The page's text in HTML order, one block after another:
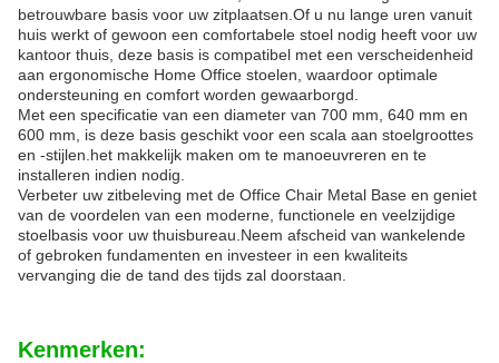
betrouwbare basis voor uw zitplaatsen.Of u nu lange uren vanuit
huis werkt of gewoon een comfortabele stoel nodig heeft voor uw
kantoor thuis, deze basis is compatibel met een verscheidenheid
aan ergonomische Home Office stoelen, waardoor optimale
ondersteuning en comfort worden gewaarborgd.
Met een specificatie van een diameter van 700 mm, 640 mm en
600 mm, is deze basis geschikt voor een scala aan stoelgroottes
en -stijlen.het makkelijk maken om te manoeuvreren en te
installeren indien nodig.
Verbeter uw zitbeleving met de Office Chair Metal Base en geniet
van de voordelen van een moderne, functionele en veelzijdige
stoelbasis voor uw thuisbureau.Neem afscheid van wankelende
of gebroken fundamenten en investeer in een kwaliteits
vervanging die de tand des tijds zal doorstaan.
Kenmerken: